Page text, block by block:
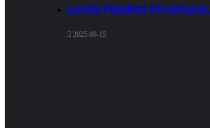
Lantik Pejabat
2025-09-15